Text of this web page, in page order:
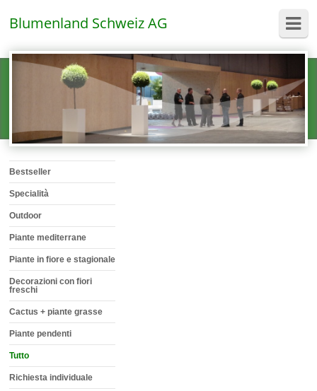
Blumenland Schweiz AG
Bestseller
Specialità
Outdoor
Piante mediterrane
Piante in fiore e stagionale
Decorazioni con fiori
freschi
Cactus + piante grasse
Piante pendenti
Tutto
Richiesta individuale